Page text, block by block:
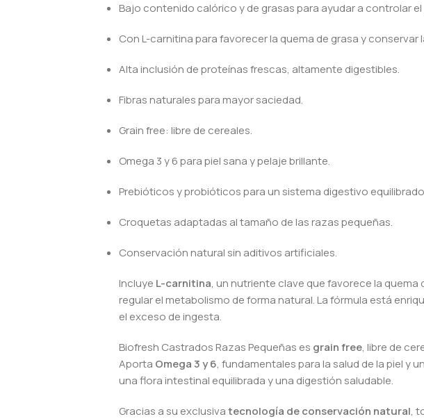
Bajo contenido calórico y de grasas para ayudar a controlar el
Con L-carnitina para favorecer la quema de grasa y conservar
Alta inclusión de proteínas frescas, altamente digestibles.
Fibras naturales para mayor saciedad.
Grain free: libre de cereales.
Omega 3 y 6 para piel sana y pelaje brillante.
Prebióticos y probióticos para un sistema digestivo
Croquetas adaptadas al tamaño de las razas pequeñas.
Conservación natural sin aditivos artificiales.
Incluye L-carnitina, un nutriente clave que favorece la
regular el metabolismo de forma natural. La fórmula está
el exceso de ingesta.
Biofresh Castrados Razas Pequeñas es grain free, libre de
Aporta Omega 3 y 6, fundamentales para la salud de la piel y
una flora intestinal equilibrada y una digestión saludable.
Gracias a su exclusivatecnología de conservación natural,